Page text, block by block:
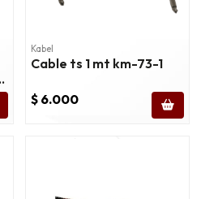
Kabel
Cable ts 1 mt km-73-1
$ 6.000